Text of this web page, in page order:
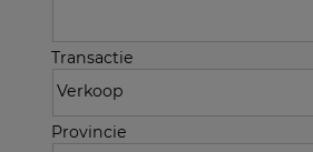
Transactie
Provincie